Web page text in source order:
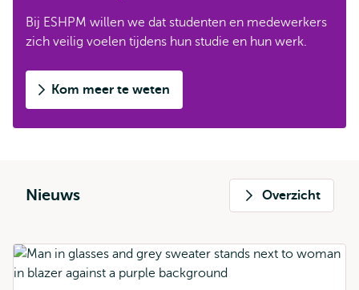
Bij ESHPM willen we dat studenten en medewerkers
zich veilig voelen tijdens hun studie en hun werk.
Kom meer te weten
Nieuws Overzicht